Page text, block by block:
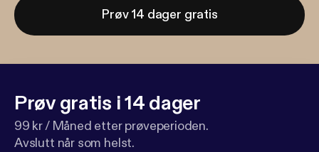
Prøv 14 dager gratis
Prøv gratis i 14 dager
99 kr / Måned etter prøveperioden.
Avslutt når som helst.